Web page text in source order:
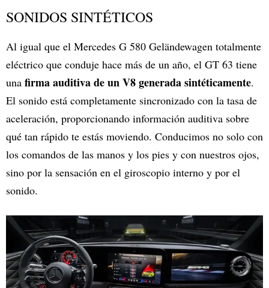
SONIDOS SINTÉTICOS
Al igual que el Mercedes G 580 Geländewagen totalmente
eléctrico que conduje hace más de un año, el GT 63 tiene
una firma auditiva de un V8 generada sintéticamente.
El sonido está completamente sincronizado con la tasa de
aceleración, proporcionando información auditiva sobre
qué tan rápido te estás moviendo. Conducimos no solo con
los comandos de las manos y los pies y con nuestros ojos,
sino por la sensación en el giroscopio interno y por el
sonido.